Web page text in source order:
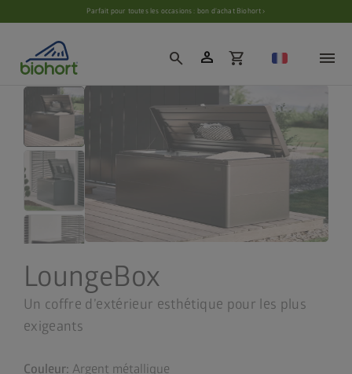
Paramètres des cookiesParfait pour toutes les occasions : bon d’achat Biohort ›
search person shopping_cart
LoungeBox
Un coffre d’extérieur esthétique pour les plus
exigeants
Couleur: Argent métallique